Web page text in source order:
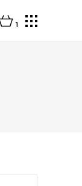
1